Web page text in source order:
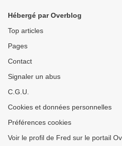
Hébergé par Overblog
Top articles
Pages
Contact
Signaler un abus
C.G.U.
Cookies et données personnelles
Préférences cookies
Voir le profil de Fred sur le portail